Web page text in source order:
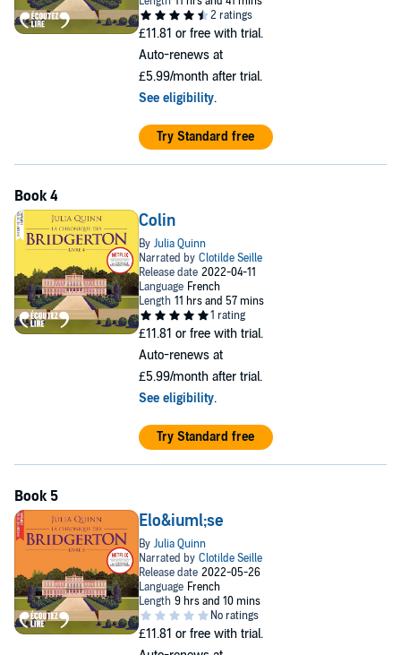
£11.81 or free with trial.
Auto-renews at
£5.99/month after trial.
See eligibility.
Try Standard free
Colin
£11.81 or free with trial.
Auto-renews at
£5.99/month after trial.
See eligibility.
Try Standard free
Elo&iuml;se
£11.81 or free with trial.